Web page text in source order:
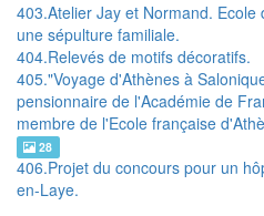
403.Atelier Jay et Normand.
une sépulture familiale.
404.Relevés de motifs décoratifs.
405."Voyage d'Athènes à
pensionnaire de l'Académie de
membre de l'Ecole française
28
406.Projet du concours pour un
en-Laye.